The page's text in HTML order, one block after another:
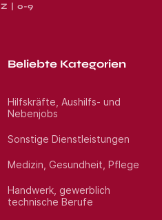
Z 0-9
Beliebte Kategorien
Hilfskräfte, Aushilfs- und
Nebenjobs
Sonstige Dienstleistungen
Medizin, Gesundheit, Pflege
Handwerk, gewerblich
technische Berufe